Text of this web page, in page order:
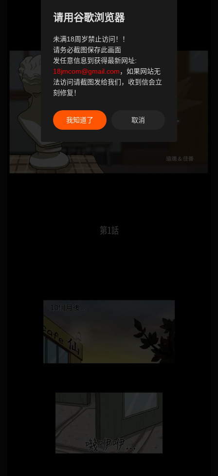
请用谷歌浏览器
未满18周岁禁止访问！！
请务必截图保存此画面
发任意信息到获得最新网址:
18jmcom@gmail.com，如果网站无
法访问请截图发给我们，收到信会立
刻修复！
我知道了 取消